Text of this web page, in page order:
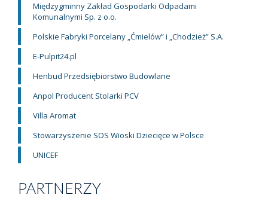
Międzygminny Zakład Gospodarki Odpadami
Komunalnymi Sp. z o.o.
Polskie Fabryki Porcelany „Ćmielów” i „Chodzież” S.A.
E-Pulpit24.pl
Henbud Przedsiębiorstwo Budowlane
Anpol Producent Stolarki PCV
Villa Aromat
Stowarzyszenie SOS Wioski Dziecięce w Polsce
UNICEF
PARTNERZY